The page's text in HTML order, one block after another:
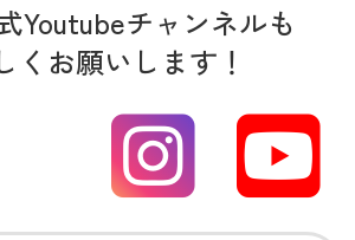
Youtubeチャンネルも
くお願いします！